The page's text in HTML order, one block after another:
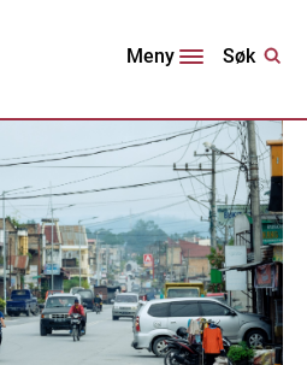
Meny Søk